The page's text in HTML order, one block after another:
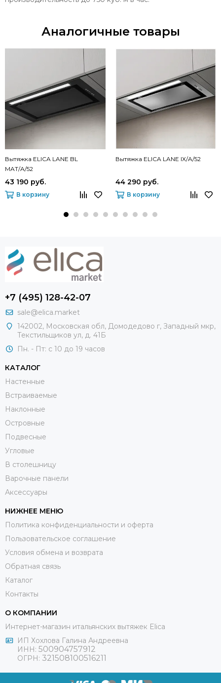
Аналогичные товары
Вытяжка ELICA LANE BL
MAT/A/52
43 190 руб.
В корзину
Вытяжка ELICA LANE IX/A/52
44 290 руб.
В корзину
+7 (495) 128-42-07
sale@elica.market
142002, Московская обл, Домодедово г, Западный мкр,
Текстильщиков ул, д. 41Б
Пн. - Пт: с 10 до 19 часов
КАТАЛОГ
Настенные
Встраиваемые
Наклонные
Островные
Подвесные
Угловые
В столешницу
Варочные панели
Аксессуары
НИЖНЕЕ МЕНЮ
Политика конфиденциальности и оферта
Пользовательское соглашение
Условия обмена и возврата
Обратная связь
Каталог
Контакты
О КОМПАНИИ
Интернет-магазин итальянских вытяжек Elica
ИП Хохлова Галина Андреевна
ИНН: 500904757912
ОГРН: 321508100516211